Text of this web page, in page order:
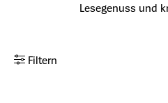
Lesegenuss und
Filtern